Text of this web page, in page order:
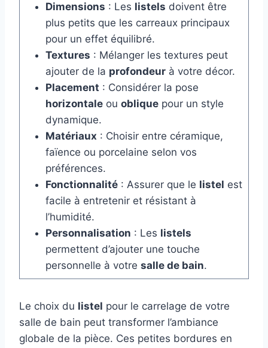
Dimensions : Les listels doivent être
plus petits que les carreaux principaux
pour un effet équilibré.
Textures : Mélanger les textures peut
ajouter de la profondeurà votre décor.
Placement : Considérer la pose
horizontaleou obliquepour un style
dynamique.
Matériaux : Choisir entre céramique,
faïence ou porcelaine selon vos
préférences.
Fonctionnalité: Assurer que le listel est
facile à entretenir et résistant à
l’humidité.
Personnalisation : Les listels
permettent d’ajouter une touche
personnelle à votre salle de bain.
Le choix du listel pour le carrelage de votre
salle de bain peut transformer l’ambiance
globale de la pièce. Ces petites bordures en